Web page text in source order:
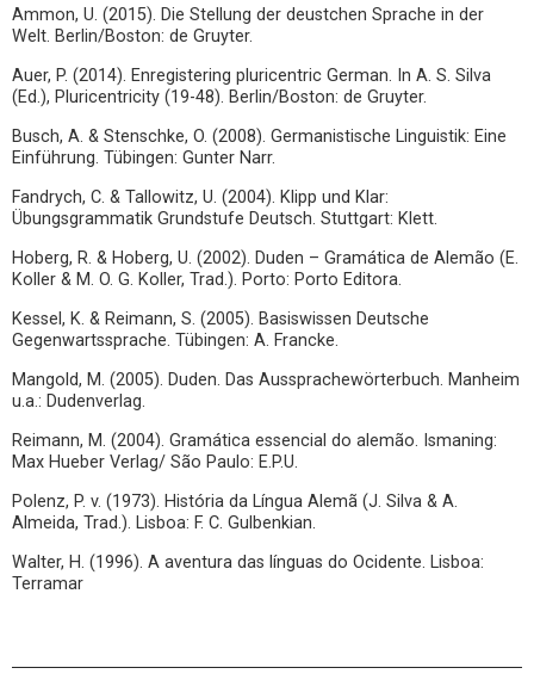
Ammon, U. (2015). Die Stellung der deustchen Sprache in der
Welt. Berlin/Boston: de Gruyter.
Auer, P. (2014). Enregistering pluricentric German. In A. S. Silva
(Ed.), Pluricentricity (19-48). Berlin/Boston: de Gruyter.
Busch, A. & Stenschke, O. (2008). Germanistische Linguistik: Eine
Einführung. Tübingen: Gunter Narr.
Fandrych, C. & Tallowitz, U. (2004). Klipp und Klar:
Übungsgrammatik Grundstufe Deutsch. Stuttgart: Klett.
Hoberg, R. & Hoberg, U. (2002). Duden – Gramática de Alemão (E.
Koller & M. O. G. Koller, Trad.). Porto: Porto Editora.
Kessel, K. & Reimann, S. (2005). Basiswissen Deutsche
Gegenwartssprache. Tübingen: A. Francke.
Mangold, M. (2005). Duden. Das Aussprachewörterbuch. Manheim
u.a.: Dudenverlag.
Reimann, M. (2004). Gramática essencial do alemão. Ismaning:
Max Hueber Verlag/ São Paulo: E.P.U.
Polenz, P. v. (1973). História da Língua Alemã (J. Silva & A.
Almeida, Trad.). Lisboa: F. C. Gulbenkian.
Walter, H. (1996). A aventura das línguas do Ocidente. Lisboa:
Terramar